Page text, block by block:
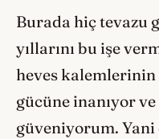
Burada hiç tevazu
yıllarını bu işe
heves
gücüne inanıyor
güveniyorum. Yani